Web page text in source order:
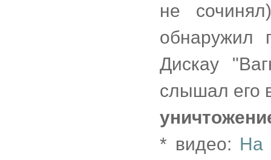
не
обнаружил
Дискау
слышал его
* видео: На